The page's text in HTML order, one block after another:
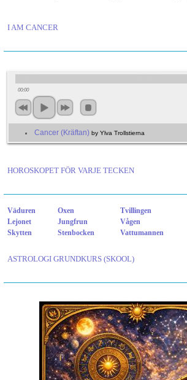
I AM CANCER
00:00
Cancer (Kräftan) by Ylva Trollstierna
HOROSKOPET FÖR VARJE TECKEN
Väduren Oxen Tvillingen
Lejonet
Jungfrun Vågen
Skytten
Stenbocken Vattumannen
ASTROLOGI GRUNDKURS (SKOOL)